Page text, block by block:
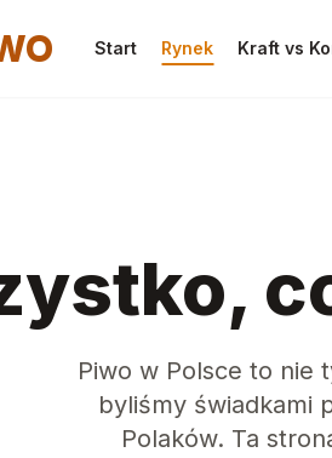
Start Rynek Kraft vs
Piwo w Polsce to nie
byliśmy świadkami
Polaków. Ta